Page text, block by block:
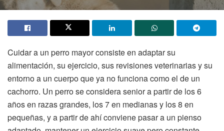
Cuidar a un perro mayor consiste en adaptar su
alimentación, su ejercicio, sus revisiones veterinarias y su
entorno a un cuerpo que ya no funciona como el de un
cachorro. Un perro se considera senior a partir de los 6
años en razas grandes, los 7 en medianas y los 8 en
pequeñas, y a partir de ahí conviene pasar a un pienso